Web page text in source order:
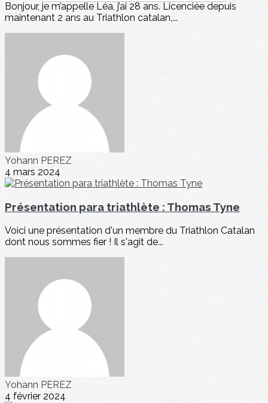
Bonjour, je m’appelle Léa, j’ai 28 ans. Licenciée depuis
maintenant 2 ans au Triathlon catalan,...
Yohann PEREZ
4 mars 2024
Présentation para triathlète : Thomas Tyne
Voici une présentation d'un membre du Triathlon Catalan
dont nous sommes fier ! Il s'agit de...
Yohann PEREZ
4 février 2024